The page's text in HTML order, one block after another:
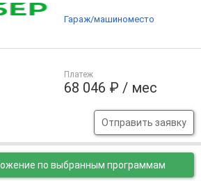
Платеж
68 046 ₽ / мес
Отправить заявку
Гараж/машиноместо
по выбранным программам